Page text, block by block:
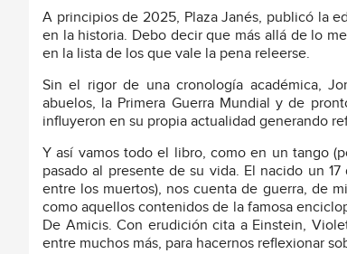
A principios de 2025, Plaza Janés, publicó la
en la historia. Debo decir que más allá de lo
en la lista de los que vale la pena releerse.
Sin el rigor de una cronología académica,
abuelos, la Primera Guerra Mundial y de
influyeron en su propia actualidad generando
Y así vamos todo el libro, como en un tango
pasado al presente de su vida. El nacido un
entre los muertos), nos cuenta de guerra, de
como aquellos contenidos de la famosa
De Amicis. Con erudición cita a Einstein,
entre muchos más, para hacernos reflexionar